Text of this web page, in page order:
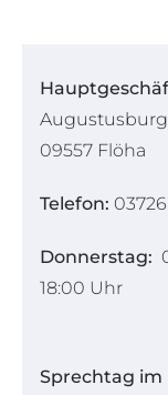
09557 Flöha
Telefon:
Donnerstag:
18:00 Uhr
Sprechtag im